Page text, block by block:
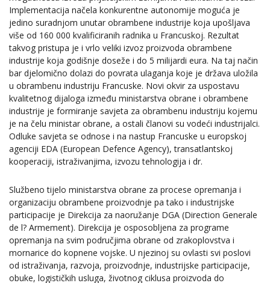
Implementacija načela konkurentne autonomije moguća je
jedino suradnjom unutar obrambene industrije koja upošljava
više od 160 000 kvalificiranih radnika u Francuskoj. Rezultat
takvog pristupa je i vrlo veliki izvoz proizvoda obrambene
industrije koja godišnje doseže i do 5 milijardi eura. Na taj način
bar djelomično dolazi do povrata ulaganja koje je država uložila
u obrambenu industriju Francuske. Novi okvir za uspostavu
kvalitetnog dijaloga između ministarstva obrane i obrambene
industrije je formiranje savjeta za obrambenu industriju kojemu
je na čelu ministar obrane, a ostali članovi su vodeći industrijalci.
Odluke savjeta se odnose i na nastup Francuske u europskoj
agenciji EDA (European Defence Agency), transatlantskoj
kooperaciji, istraživanjima, izvozu tehnologija i dr.
Službeno tijelo ministarstva obrane za procese opremanja i
organizaciju obrambene proizvodnje pa tako i industrijske
participacije je Direkcija za naoružanje DGA (Direction Generale
de l? Armement). Direkcija je osposobljena za programe
opremanja na svim područjima obrane od zrakoplovstva i
mornarice do kopnene vojske. U njezinoj su ovlasti svi poslovi
od istraživanja, razvoja, proizvodnje, industrijske participacije,
obuke, logističkih usluga, životnog ciklusa proizvoda do